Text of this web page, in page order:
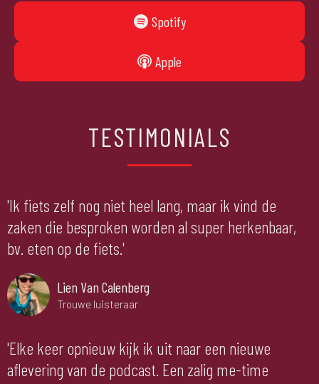
Spotify
Apple
TESTIMONIALS
'Elke keer opnieuw kijk ik uit naar een nieuwe
aflevering van de podcast. Een zalig me-time
'Ik fiets zelf nog niet heel lang, maar ik vind de
zaken die besproken worden al super herkenbaar,
bv. eten op de fiets.'
Lien Van Calenberg
Trouwe luisteraar